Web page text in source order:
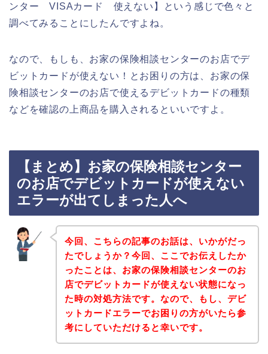
ンター VISAカード 使えない】という感じで色々と
調べてみることにしたんですよね。
なので、もしも、お家の保険相談センターのお店でデ
ビットカードが使えない！とお困りの方は、お家の保
険相談センターのお店で使えるデビットカードの種類
などを確認の上商品を購入されるといいですよ。
【まとめ】お家の保険相談センター
のお店でデビットカードが使えない
エラーが出てしまった人へ
今回、こちらの記事のお話は、いかがだっ
たでしょうか？今回、ここでお伝えしたか
ったことは、お家の保険相談センターのお
店でデビットカードが使えない状態になっ
た時の対処方法です。なので、もし、デビ
ットカードエラーでお困りの方がいたら参
考にしていただけると幸いです。